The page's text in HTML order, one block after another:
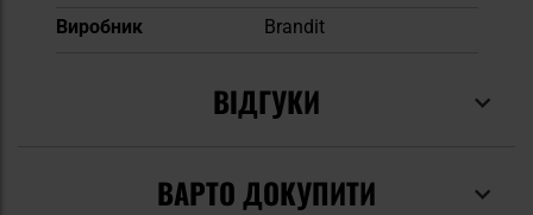
Виробник
Brandit
ВІДГУКИ
ВАРТО ДОКУПИТИ